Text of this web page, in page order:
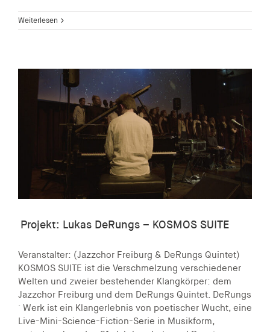
Weiterlesen
Projekt: Lukas DeRungs – KOSMOS SUITE
Veranstalter: (Jazzchor Freiburg & DeRungs Quintet)
KOSMOS SUITE ist die Verschmelzung verschiedener
Welten und zweier bestehender Klangkörper: dem
Jazzchor Freiburg und dem DeRungs Quintet. DeRungs
´ Werk ist ein Klangerlebnis von poetischer Wucht, eine
Live-Mini-Science-Fiction-Serie in Musikform,